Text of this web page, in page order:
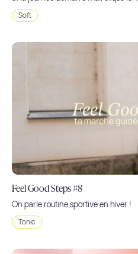
Soft
Feel Good Steps #8
On parle routine sportive en hiver !
Tonic